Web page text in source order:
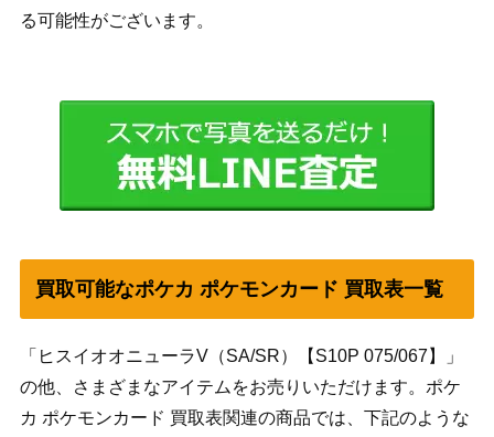
る可能性がございます。
買取可能なポケカ ポケモンカード 買取表一覧
「ヒスイオオニューラV（SA/SR）【S10P 075/067】」
の他、さまざまなアイテムをお売りいただけます。ポケ
カ ポケモンカード 買取表関連の商品では、下記のような